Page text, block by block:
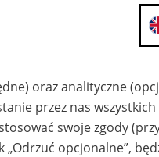
kwartalnej
oraz analityczne
przez nas
swoje zgody
„Odrzuć opcjonalne”,